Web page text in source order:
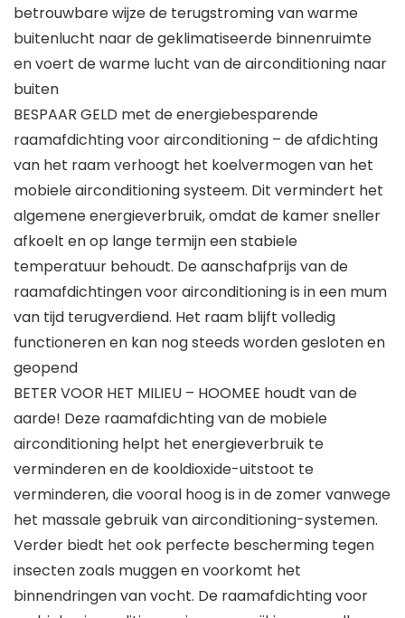
betrouwbare wijze de terugstroming van warme
buitenlucht naar de geklimatiseerde binnenruimte
en voert de warme lucht van de airconditioning naar
buiten
BESPAAR GELD met de energiebesparende
raamafdichting voor airconditioning – de afdichting
van het raam verhoogt het koelvermogen van het
mobiele airconditioning systeem. Dit vermindert het
algemene energieverbruik, omdat de kamer sneller
afkoelt en op lange termijn een stabiele
temperatuur behoudt. De aanschafprijs van de
raamafdichtingen voor airconditioning is in een mum
van tijd terugverdiend. Het raam blijft volledig
functioneren en kan nog steeds worden gesloten en
geopend
BETER VOOR HET MILIEU – HOOMEE houdt van de
aarde! Deze raamafdichting van de mobiele
airconditioning helpt het energieverbruik te
verminderen en de kooldioxide-uitstoot te
verminderen, die vooral hoog is in de zomer vanwege
het massale gebruik van airconditioning-systemen.
Verder biedt het ook perfecte bescherming tegen
insecten zoals muggen en voorkomt het
binnendringen van vocht. De raamafdichting voor